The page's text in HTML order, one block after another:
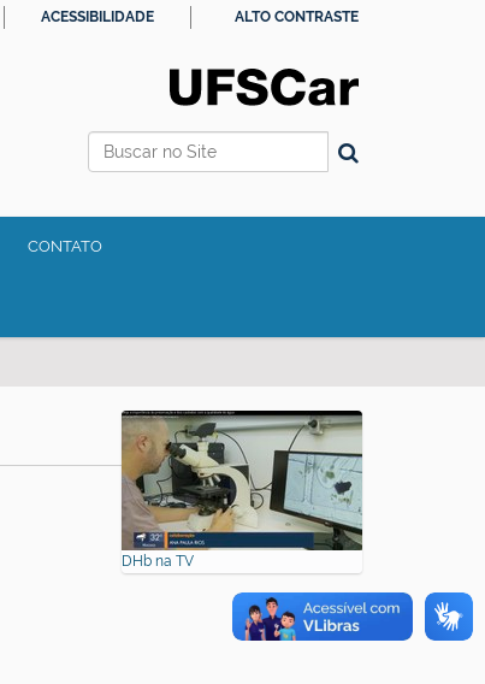
Busca
ACESSIBILIDADE ALTO CONTRASTE
CONTATO
DHb na TV